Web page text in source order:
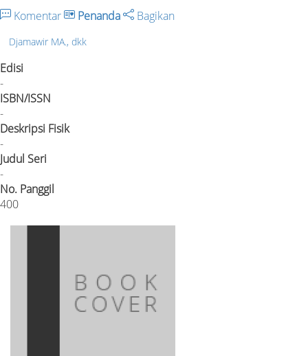
Komentar Penanda Bagikan
Djamawir MA., dkk
Edisi
-
ISBN/ISSN
-
Deskripsi Fisik
-
Judul Seri
-
No. Panggil
400